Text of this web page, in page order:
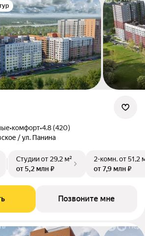
•комфорт•4.8 (420)
/ ул. Панина
Студииот 29,2 м²
от 5,2 млн ₽
2-комн.от 51,2
от 7,9 млн ₽
Позвоните мне